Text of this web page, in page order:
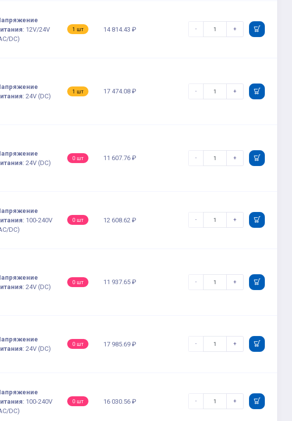
: 12V/24V
DC)
1 шт 14 814.43 ₽ - +
: 24V (DC)
1 шт 17 474.08 ₽ - +
: 24V (DC)
0 шт 11 607.76 ₽ - +
: 100-240V
DC)
0 шт 12 608.62 ₽ - +
: 24V (DC)
0 шт 11 937.65 ₽ - +
: 24V (DC)
0 шт 17 985.69 ₽ - +
: 100-240V
DC)
0 шт 16 030.56 ₽ - +